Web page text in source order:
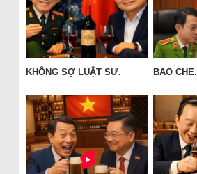
KHÔNG SỢ LUẬT SƯ. BAO CHE.